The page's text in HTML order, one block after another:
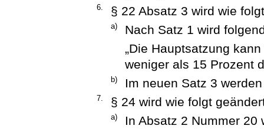
6. § 22 Absatz 3 wird wie
a)
Nach Satz 1 wird
„Die Hauptsatzung
weniger als 15 Prozent
b) Im neuen Satz 3
7. § 24 wird wie folgt
a)
In Absatz 2 Nummer 20